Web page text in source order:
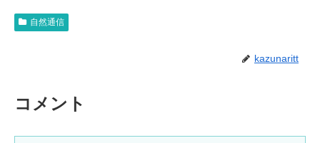
自然通信
kazunaritt
コメント